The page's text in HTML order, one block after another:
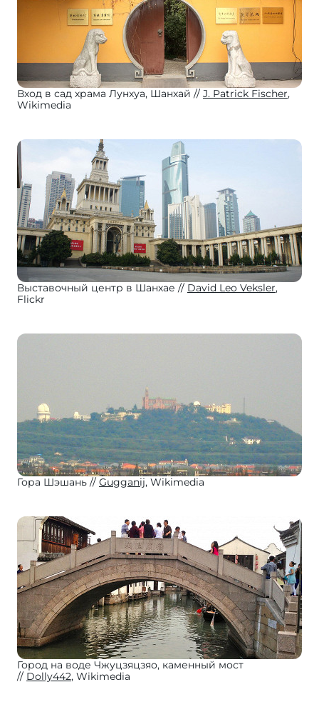
Вход в сад храма Лунхуа, Шанхай J. Patrick Fischer,
Wikimedia
Выставочный центр в Шанхае David Leo Veksler,
Flickr
Гора Шэшань Gugganij, Wikimedia
Город на воде Чжуцзяцзяо, каменный мост
Dolly442, Wikimedia